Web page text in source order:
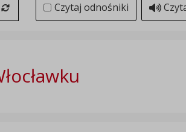
literami
i margines między paragrafami
Przywróć ustawienia domyślne
Czytaj odnośniki